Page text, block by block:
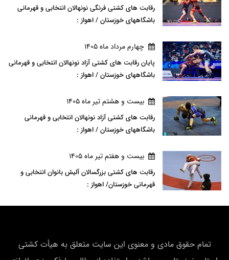
رقابت های کشتی فرنگی نونهالان انتخابی و قهرمانی
باشگاههای خوزستان / اهواز :
چهارم مرداد ماه 1405
پایان رقابت های کشتی آزاد نونهالان انتخابی و قهرمانی
باشگاههای خوزستان / اهواز :
بيست و هشتم تير ماه 1405
رقابت های کشتی آزاد نونهالان انتخابی و قهرمانی
باشگاههای خوزستان / اهواز :
بيست و هفتم تير ماه 1405
رقابت های کشتی بزرگسالان آلیش بانوان انتخابی و
قهرمانی خوزستان/ اهواز :
تمام حقوق مادی و معنوی این سایت متعلق به هیأت كشتی